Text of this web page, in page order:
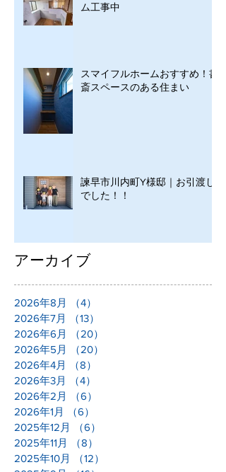
ム工事中
スマイフルホームおすすめ！書
斎スペースのある住まい
諫早市川内町Y様邸｜お引渡し
でした！！
アーカイブ
2026年8月 （4）
2026年7月
（13）
2026年6月
（20）
2026年5月
（20）
2026年4月
（8）
2026年3月
（4）
2026年2月
（6）
2026年1月
（6）
2025年12月
（6）
2025年11月
（8）
2025年10月
（12）